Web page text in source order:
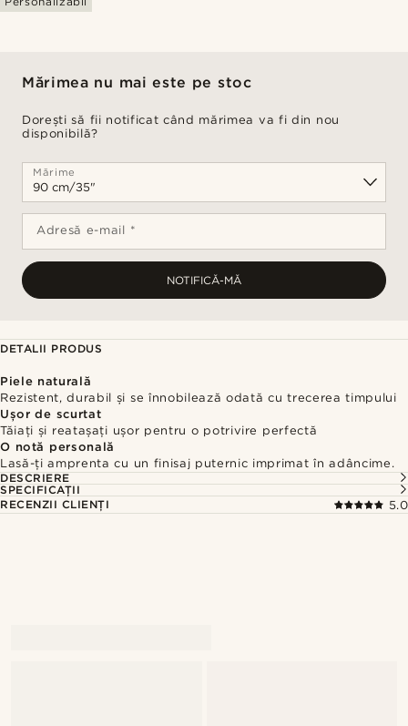
Mărimea nu mai este pe stoc
Dorești să fii notificat când mărimea va fi din nou
disponibilă?
Mărime
Adresă e-mail *
NOTIFICĂ-MĂ
DETALII PRODUS
Piele naturală
Rezistent, durabil și se înnobilează odată cu trecerea timpului
Ușor de scurtat
Tăiați și reatașați ușor pentru o potrivire perfectă
O notă personală
Lasă-ți amprenta cu un finisaj puternic imprimat în adâncime.
DESCRIERE
SPECIFICAȚII
RECENZII CLIENȚI
5.0